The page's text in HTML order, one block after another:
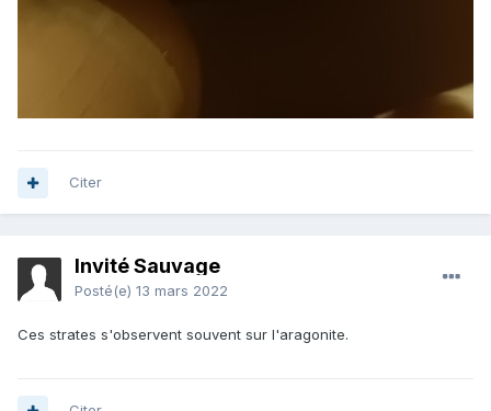
Citer
Invité Sauvage
Posté(e) 13 mars 2022
Ces strates s'observent souvent sur l'aragonite.